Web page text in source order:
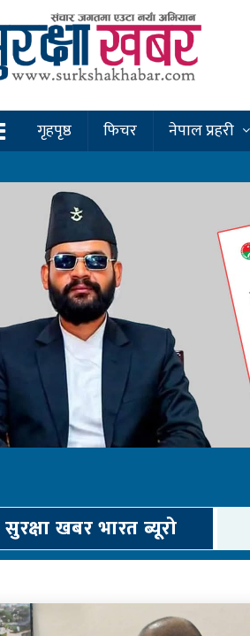
गृहपृष्ठ फिचर नेपाल प्रहरी
सुरक्षा खबर भारत ब्यूरो